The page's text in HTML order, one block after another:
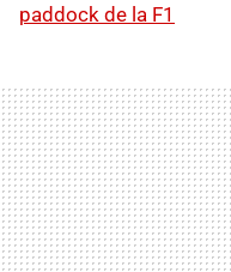
paddock de la F1